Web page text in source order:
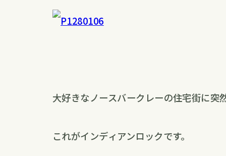
大好きなノースバークレーの住宅街に突
これがインディアンロックです。